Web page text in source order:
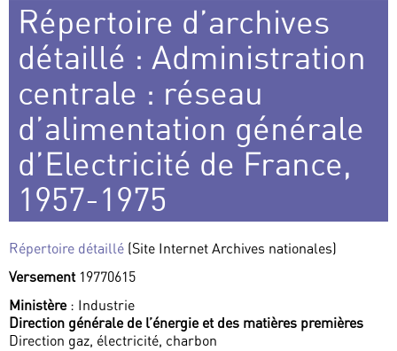
Répertoire d’archives
détaillé : Administration
centrale : réseau
d’alimentation générale
d’Electricité de France,
1957-1975
Répertoire détaillé (Site Internet Archives nationales)
Versement 19770615
Ministère: Industrie
Direction générale de l’énergie et des matières premières
Direction gaz, électricité, charbon